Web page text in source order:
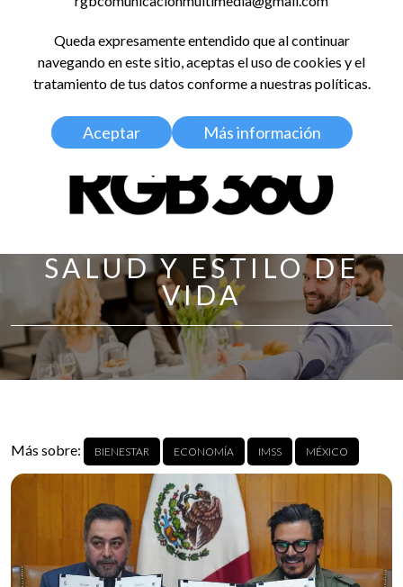
LinkedIn
RED GLOBAL
BALDOSA 360
SALUD Y ESTILO DE
VIDA
Más sobre: BIENESTAR ECONOMÍA IMSS MÉXICO
Queda expresamente entendido que al continuar
navegando en este sitio, aceptas el uso de cookies y el
tratamiento de tus datos conforme a nuestras políticas.
Aceptar Más información